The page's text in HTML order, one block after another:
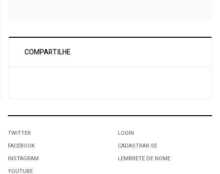
COMPARTILHE
TWITTER
FACEBOOK
INSTAGRAM
YOUTUBE
LOGIN
CADASTRAR-SE
LEMBRETE DE NOME